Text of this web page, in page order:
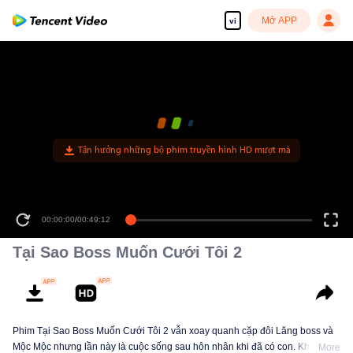
vi Mở APP
Tận hưởng những bộ phim truyền hình HD mượt mà
00:00:00/00:49:12
Tại Sao Boss Muốn Cưới Tôi 2
Phim Tại Sao Boss Muốn Cưới Tôi 2 vẫn xoay quanh cặp đôi Lăng boss và
Mộc Mộc nhưng lần này là cuộc sống sau hôn nhân khi đã có con. Khi xemMore